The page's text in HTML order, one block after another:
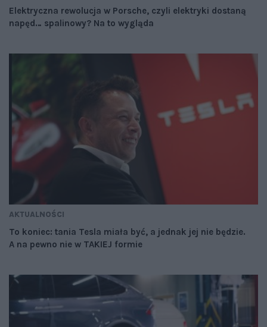
Elektryczna rewolucja w Porsche, czyli elektryki dostaną
napęd… spalinowy? Na to wygląda
AKTUALNOŚCI
To koniec: tania Tesla miała być, a jednak jej nie będzie.
A na pewno nie w TAKIEJ formie